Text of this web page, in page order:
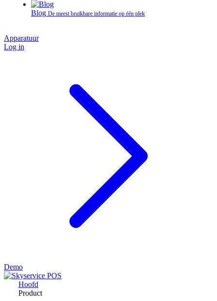
Blog De meest bruikbare informatie op één plek
Apparatuur
Log in
Demo
Hoofd
Product